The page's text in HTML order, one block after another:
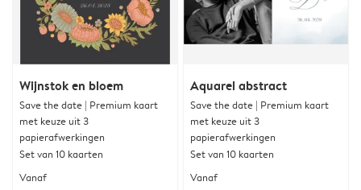
Wijnstok en bloem
Save the date | Premium kaart
met keuze uit 3
papierafwerkingen
Set van 10 kaarten
Vanaf
Aquarel abstract
Save the date | Premium kaart
met keuze uit 3
papierafwerkingen
Set van 10 kaarten
Vanaf